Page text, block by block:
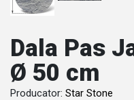
Dala Pas
Ø 50 cm
Producator: Star Stone